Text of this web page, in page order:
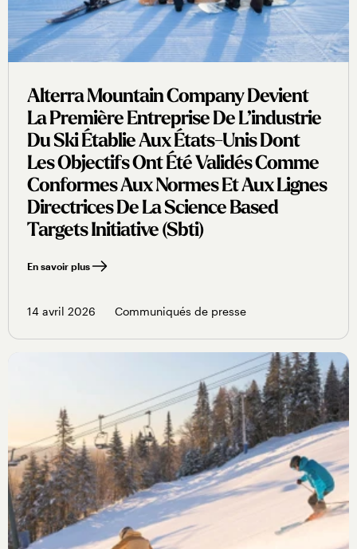
Alterra Mountain Company Devient
La Première Entreprise De L’industrie
Du Ski Établie Aux États-Unis Dont
Les Objectifs Ont Été Validés Comme
Conformes Aux Normes Et Aux Lignes
Directrices De La Science Based
Targets Initiative (sbti)
En savoir plus
14 avril 2026 Communiqués de presse